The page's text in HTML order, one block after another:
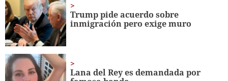
minute,
56
seconds
Trump pide acuerdo sobre
inmigración pero exige muro
Lana del Rey es demandada por